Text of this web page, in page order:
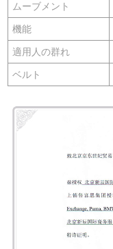
ムーブメント
機能
適用人の群れ
ベルト